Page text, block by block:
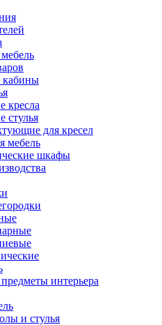
кабины
кресла
стулья
для кресел
мебель
шкафы
интерьера
и стулья